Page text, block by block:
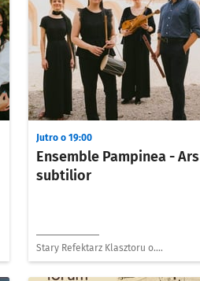
Ensemble Pampinea - Ars
subtilior
Jutro o 19:00
Stary Refektarz Klasztoru o.
Dominikanów